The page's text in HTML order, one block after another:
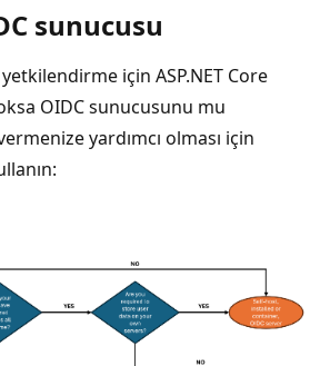
sunucusu
için ASP.NET Core
OIDC sunucusunu mu
yardımcı olması için